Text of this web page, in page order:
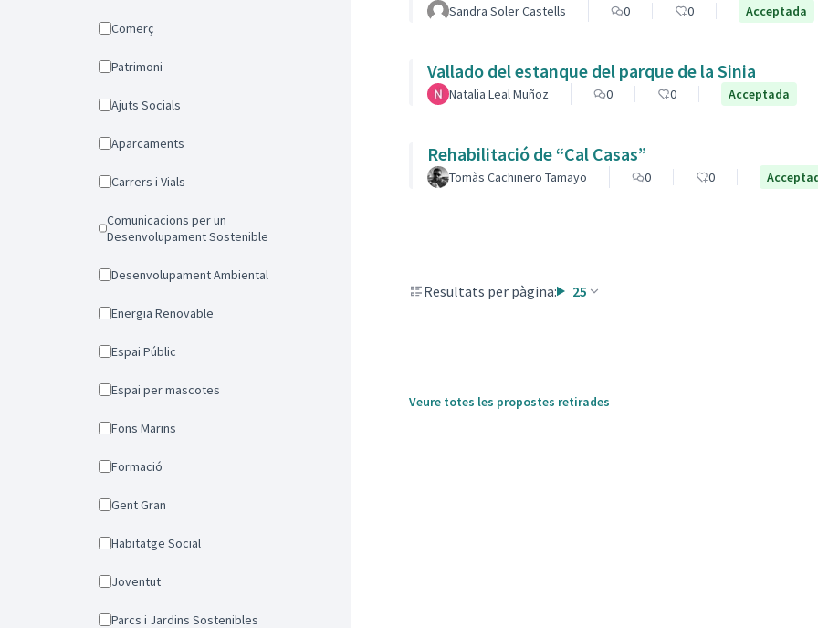
Comerç
Patrimoni
Ajuts Socials
Aparcaments
Carrers i Vials
Comunicacions per un
Desenvolupament Sostenible
Desenvolupament Ambiental
Energia Renovable
Espai Públic
Espai per mascotes
Fons Marins
Formació
Gent Gran
Habitatge Social
Joventut
Parcs i Jardins Sostenibles
Sandra Soler Castells 0 0 Acceptada
Vallado del estanque del parque de la Sinia
Natalia Leal Muñoz 0 0 Acceptada
Rehabilitació de “Cal Casas”
Tomàs Cachinero Tamayo 0 0
Resultats per pàgina: 25
Veure totes les propostes retirades